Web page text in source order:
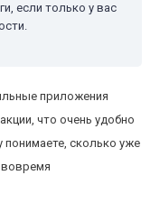
если только у вас
приложения
что очень удобно
сколько уже
вовремя